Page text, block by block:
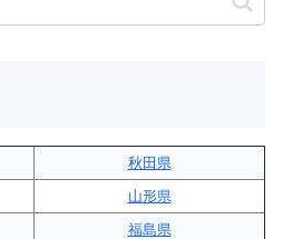
秋田県
山形県
福島県